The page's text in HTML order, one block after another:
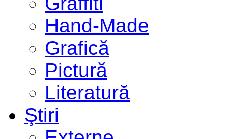
Hand-Made
Grafică
Pictură
Literatură
Ştiri